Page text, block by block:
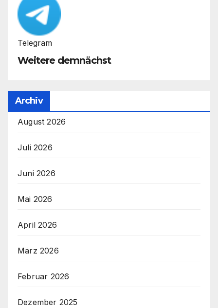
Telegram
Weitere demnächst
Archiv
August 2026
Juli 2026
Juni 2026
Mai 2026
April 2026
März 2026
Februar 2026
Dezember 2025